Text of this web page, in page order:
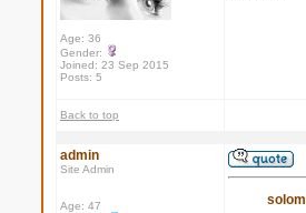
Age: 36
Gender:
Joined: 23 Sep 2015
Posts: 5
Back to top
admin
Site Admin
Age: 47